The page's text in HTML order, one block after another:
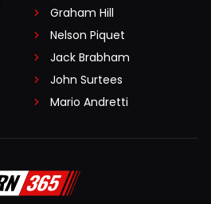
Graham Hill
Nelson Piquet
Jack Brabham
John Surtees
Mario Andretti